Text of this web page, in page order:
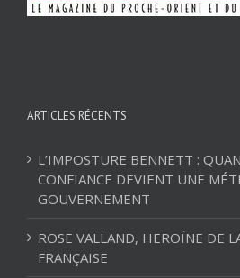
ARTICLES RÉCENTS
L’IMPOSTURE BENNETT :
CONFIANCE DEVIENT UNE
GOUVERNEMENT
ROSE VALLAND, HEROÏNE DE
FRANÇAISE